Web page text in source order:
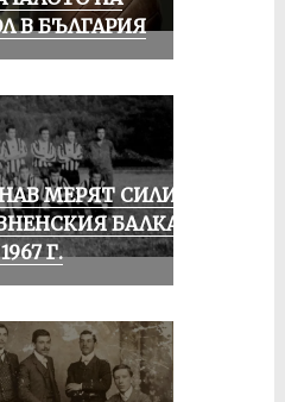
В БЪЛГАРИЯ
МЕРЯТ СИЛИ В
БАЛКАН
Г.